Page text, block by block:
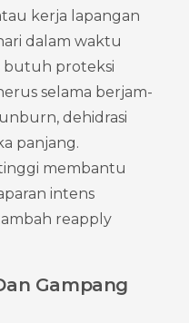
kerja lapangan
dalam waktu
butuh proteksi
selama berjam-
dehidrasi
panjang.
membantu
intens
reapply
Gampang